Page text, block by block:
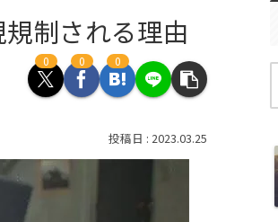
制される理由
0 0 0
2023.03.25